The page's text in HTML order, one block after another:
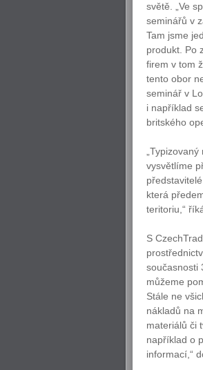
světě. „Ve
seminářů v
Tam jsme
produkt. Po
firem v tom
tento obor
seminář v
i například
britského
vysvětlíme
která
teritoriu,“
S
současnosti
můžeme
Stále ne
nákladů na
materiálů či
například o
informací,“